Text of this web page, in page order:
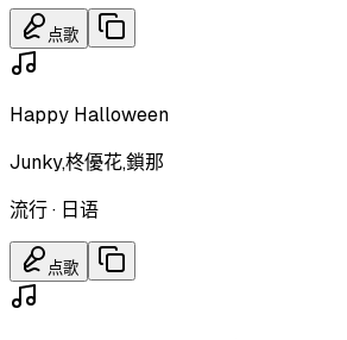
点歌
Happy Halloween
Junky,柊優花,鎖那
流行· 日语
点歌